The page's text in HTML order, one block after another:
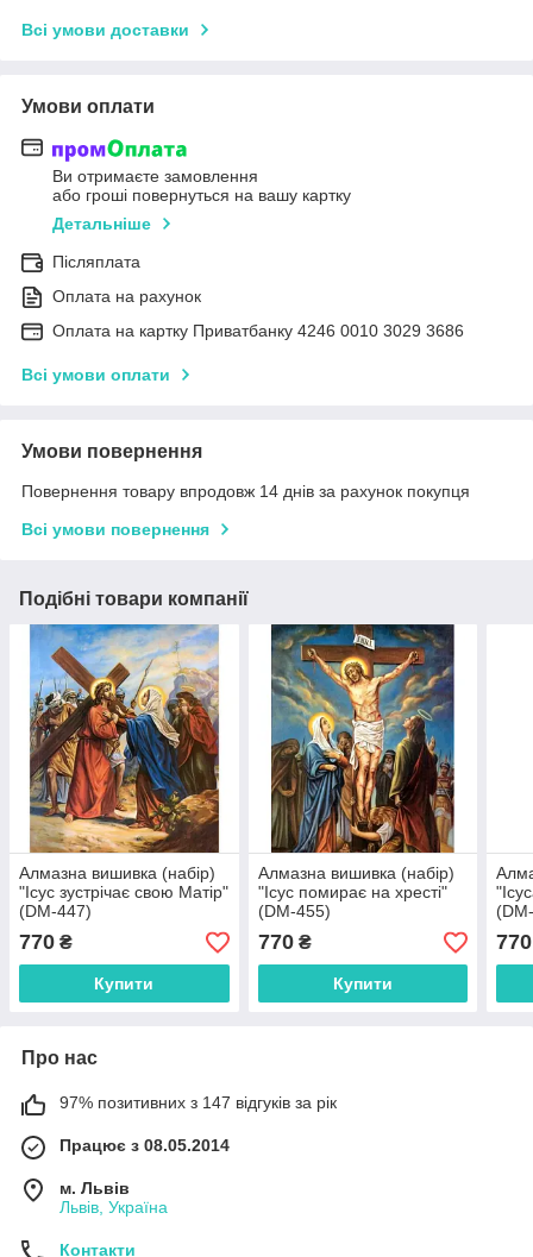
Всі умови доставки
Умови оплати
Ви отримаєте замовлення
або гроші повернуться на вашу картку
Детальніше
Післяплата
Оплата на рахунок
Оплата на картку Приватбанку 4246 0010 3029 3686
Всі умови оплати
Умови повернення
Повернення товару впродовж 14 днів за рахунок покупця
Всі умови повернення
Подібні товари компанії
Алмазна вишивка (набір)
"Ісус зустрічає свою Матір"
(DM-447)
770 ₴
Купити
Алмазна вишивка (набір)
"Ісус помирає на хресті"
(DM-455)
770₴
Купити
770
Про нас
97% позитивних з 147 відгуків за рік
Працює з 08.05.2014
м. Львів
Львів, Україна
Контакти